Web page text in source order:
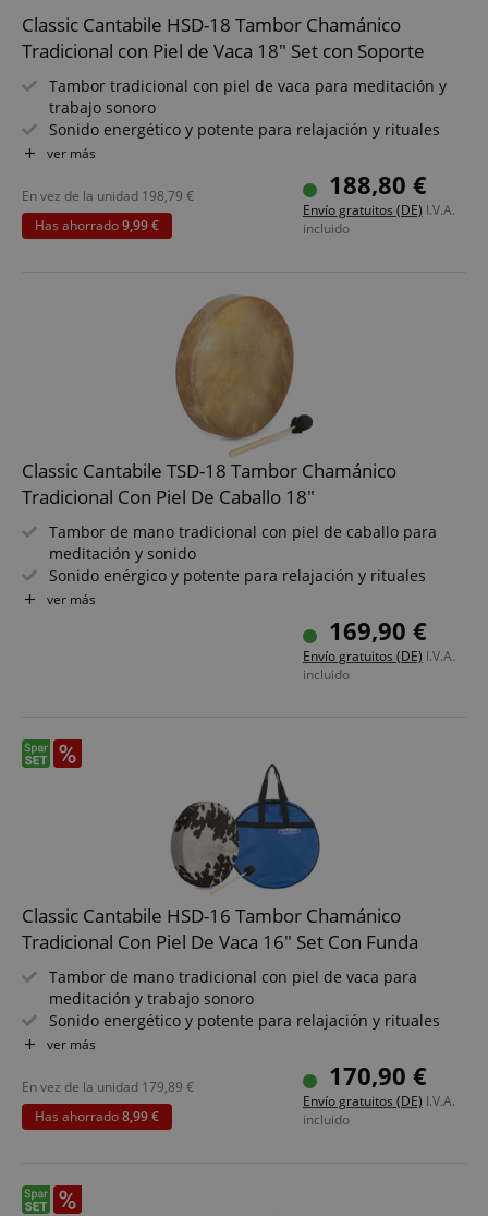
Classic Cantabile HSD-18 Tambor Chamánico
Tradicional con Piel de Vaca 18" Set con Soporte
Tambor tradicional con piel de vaca para meditación y
trabajo sonoro
Sonido energético y potente para relajación y rituales
Tamaño: 18" (Ø 46 cm) para graves contundentes y
Incluye sujeción integrada - toca cómodamente sentado
y de pie
Incluye mazo - listo para usar en talleres y sesiones
Pack de ahorro que incluye soporte
ver más
188,80 €
Envío gratuitos (DE) I.V.A.
incluido
En vez de la unidad 198,79 €
Has ahorrado9,99 €
Classic Cantabile TSD-18 Tambor Chamánico
Tradicional Con Piel De Caballo 18"
Tambor de mano tradicional con piel de caballo para
meditación y sonido
Sonido enérgico y potente para relajación y rituales
Tamaño: 18" (Ø 46 cm) para tonos graves potentes y
Incluye sujeción - toca cómodamente sentado o de pie
Incluye mazo - listo para tocar en talleres y sesiones
Ideal para terapia sonora, meditación y práctica
ver más
169,90 €
Envío gratuitos (DE) I.V.A.
incluido
Classic Cantabile HSD-16 Tambor Chamánico
Tradicional Con Piel De Vaca 16" Set Con Funda
Tambor de mano tradicional con piel de vaca para
meditación y trabajo sonoro
Sonido energético y potente para relajación y rituales
Tamaño: 16" (Ø 41 cm) para tonos graves potentes y
Incluye soporte de sujeción - toca cómodamente sentado
y de pie
Incluye mazo - listo para usar en talleres y sesiones
Set con funda incluida
ver más
170,90 €
Envío gratuitos (DE) I.V.A.
incluido
En vez de la unidad 179,89 €
Has ahorrado8,99 €